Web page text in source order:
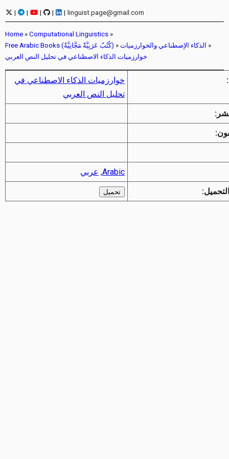
| | | | | linguist.page@gmail.com
Home » Computational Linguistics »
Free Arabic Books (كُتُبٌ عَرَبِيَّةٌ مَجَّانِيَّةٌ) » الذكاء الإصطناعي والخوارزميات »
خوارزميات الذكاء الاصطناعي في تحليل النص العربي
خوارزميات الذكاء الاصطناعي في
تحليل النص العربي
Arabic
, عربي
تحميل